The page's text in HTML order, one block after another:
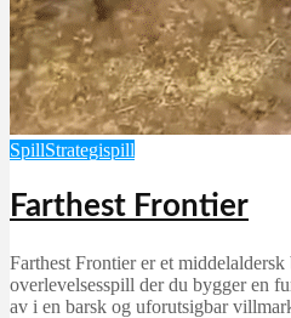
SpillStrategispill
Farthest Frontier
Farthest Frontier er et
overlevelsesspill der du bygger en
av i en barsk og uforutsigbar